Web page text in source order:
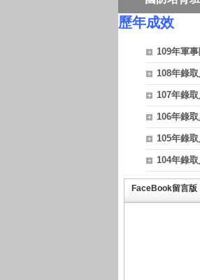
歷年成效
109年軍
108年錄
107年錄
106年錄
105年錄
104年錄
FaceBook留言版